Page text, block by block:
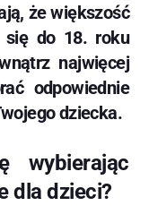
że większość
się do 18. roku
najwięcej
odpowiednie
dziecka.
wybierając
dla dzieci?